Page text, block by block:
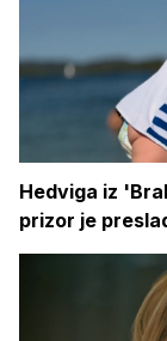
Hedviga iz
prizor je